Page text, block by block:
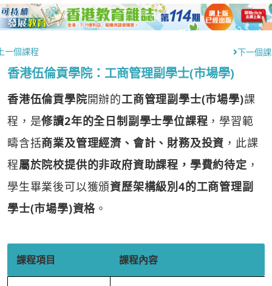
一個課程 下一個
香港伍倫貢學院：工商管理副學士(市場學)
香港伍倫貢學院開辦的工商管理副學士(市場學)課
程，是修讀2年的全日制副學士學位課程 ，學習範
疇含括商業及管理經濟、會計、財務及投資 ，此課
程屬於院校提供的非政府資助課程，學費約待定 ，
學生畢業後可以獲頒資歷架構級別4的工商管理副
學士(市場學)資格 。
課程項目 課程內容